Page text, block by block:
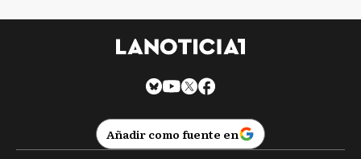
Añadir como fuente en